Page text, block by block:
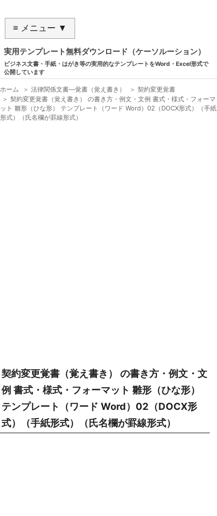
≡ メニュー ▼
実用テンプレート無料ダウンロード（ケーソルーション）
ビジネス文書・手紙・はがき等の実用的なテンプレートをWord・Excel形式で
公開しています
ホーム ＞ 法律関係文書―覚書（覚え書き） ＞ 契約変更覚書
＞ 契約変更覚書（覚え書き） の書き方・例文・文例 書式・様式・フォーマ
ット 雛形（ひな形） テンプレート（ワード Word）02（DOCX形式）（手紙
形式）（氏名欄が罫線形式）
契約変更覚書（覚え書き） の書き方・例文・文
例 書式・様式・フォーマット 雛形（ひな形）
テンプレート（ワード Word）02（DOCX形
式）（手紙形式）（氏名欄が罫線形式）